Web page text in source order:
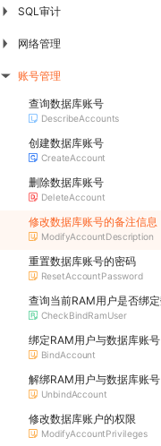
▶ SQL审计
▶ 网络管理
▶ 账号管理
查询数据库账号
DescribeAccounts
创建数据库账号
CreateAccount
删除数据库账号
DeleteAccount
修改数据库账号的备注信息
ModifyAccountDescription
重置数据库账号的密码
ResetAccountPassword
CheckBindRamUser
绑定RAM用户与数据库账号
BindAccount
解绑RAM用户与数据库账号
UnbindAccount
修改数据库账户的权限
ModifyAccountPrivileges